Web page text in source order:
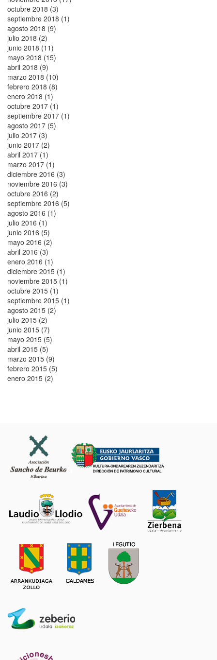
octubre 2018 (3)
septiembre 2018 (1)
agosto 2018 (9)
julio 2018 (2)
junio 2018 (11)
mayo 2018 (15)
abril 2018 (9)
marzo 2018 (10)
febrero 2018 (8)
enero 2018 (1)
octubre 2017 (1)
septiembre 2017 (1)
agosto 2017 (5)
julio 2017 (3)
junio 2017 (2)
abril 2017 (1)
marzo 2017 (1)
diciembre 2016 (3)
noviembre 2016 (3)
octubre 2016 (2)
septiembre 2016 (5)
agosto 2016 (1)
julio 2016 (1)
junio 2016 (5)
mayo 2016 (2)
abril 2016 (3)
enero 2016 (1)
diciembre 2015 (1)
noviembre 2015 (1)
octubre 2015 (1)
septiembre 2015 (1)
agosto 2015 (2)
julio 2015 (2)
junio 2015 (7)
mayo 2015 (5)
abril 2015 (5)
marzo 2015 (9)
febrero 2015 (5)
enero 2015 (2)